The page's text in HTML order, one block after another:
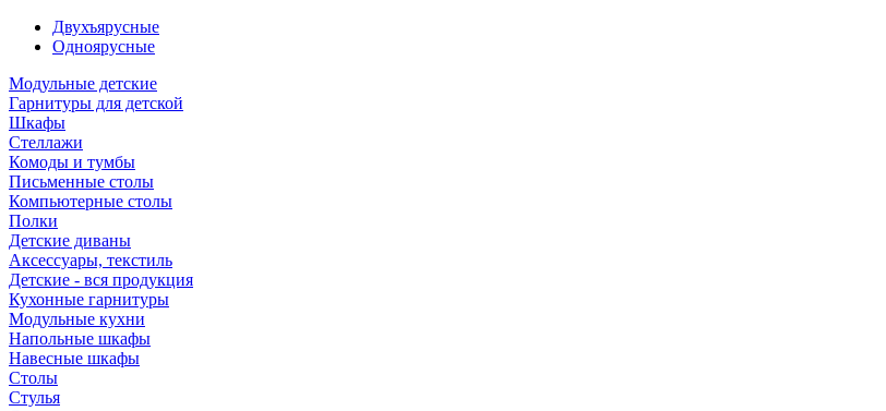
Двухъярусные
Одноярусные
Модульные детские
Гарнитуры для детской
Шкафы
Стеллажи
Комоды и тумбы
Письменные столы
Компьютерные столы
Полки
Детские диваны
Аксессуары, текстиль
Детские - вся продукция
Кухонные гарнитуры
Модульные кухни
Напольные шкафы
Навесные шкафы
Столы
Стулья